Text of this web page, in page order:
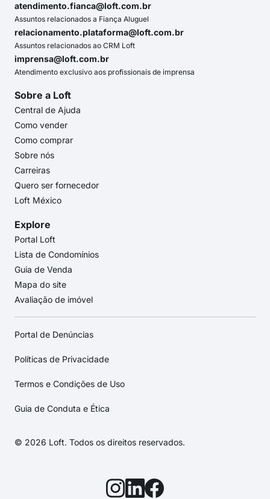
atendimento.fianca@loft.com.br
Assuntos relacionados a Fiança Aluguel
relacionamento.plataforma@loft.com.br
Assuntos relacionados ao CRM Loft
imprensa@loft.com.br
Atendimento exclusivo aos profissionais de imprensa
Sobre a Loft
Central de Ajuda
Como vender
Como comprar
Sobre nós
Carreiras
Quero ser fornecedor
Loft México
Explore
Portal Loft
Lista de Condomínios
Guia de Venda
Mapa do site
Avaliação de imóvel
Portal de Denúncias
Políticas de Privacidade
Termos e Condições de Uso
Guia de Conduta e Ética
© 2026 Loft. Todos os direitos reservados.